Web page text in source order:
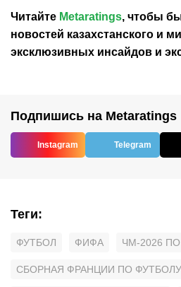
Читайте Metaratings, чтобы
новостей казахстанского и
эксклюзивных инсайдов и
Подпишись на Metaratings
Instagram Telegram
Теги:
ФУТБОЛ ФИФА ЧМ-2026
СБОРНАЯ ФРАНЦИИ ПО ФУТБОЛУ